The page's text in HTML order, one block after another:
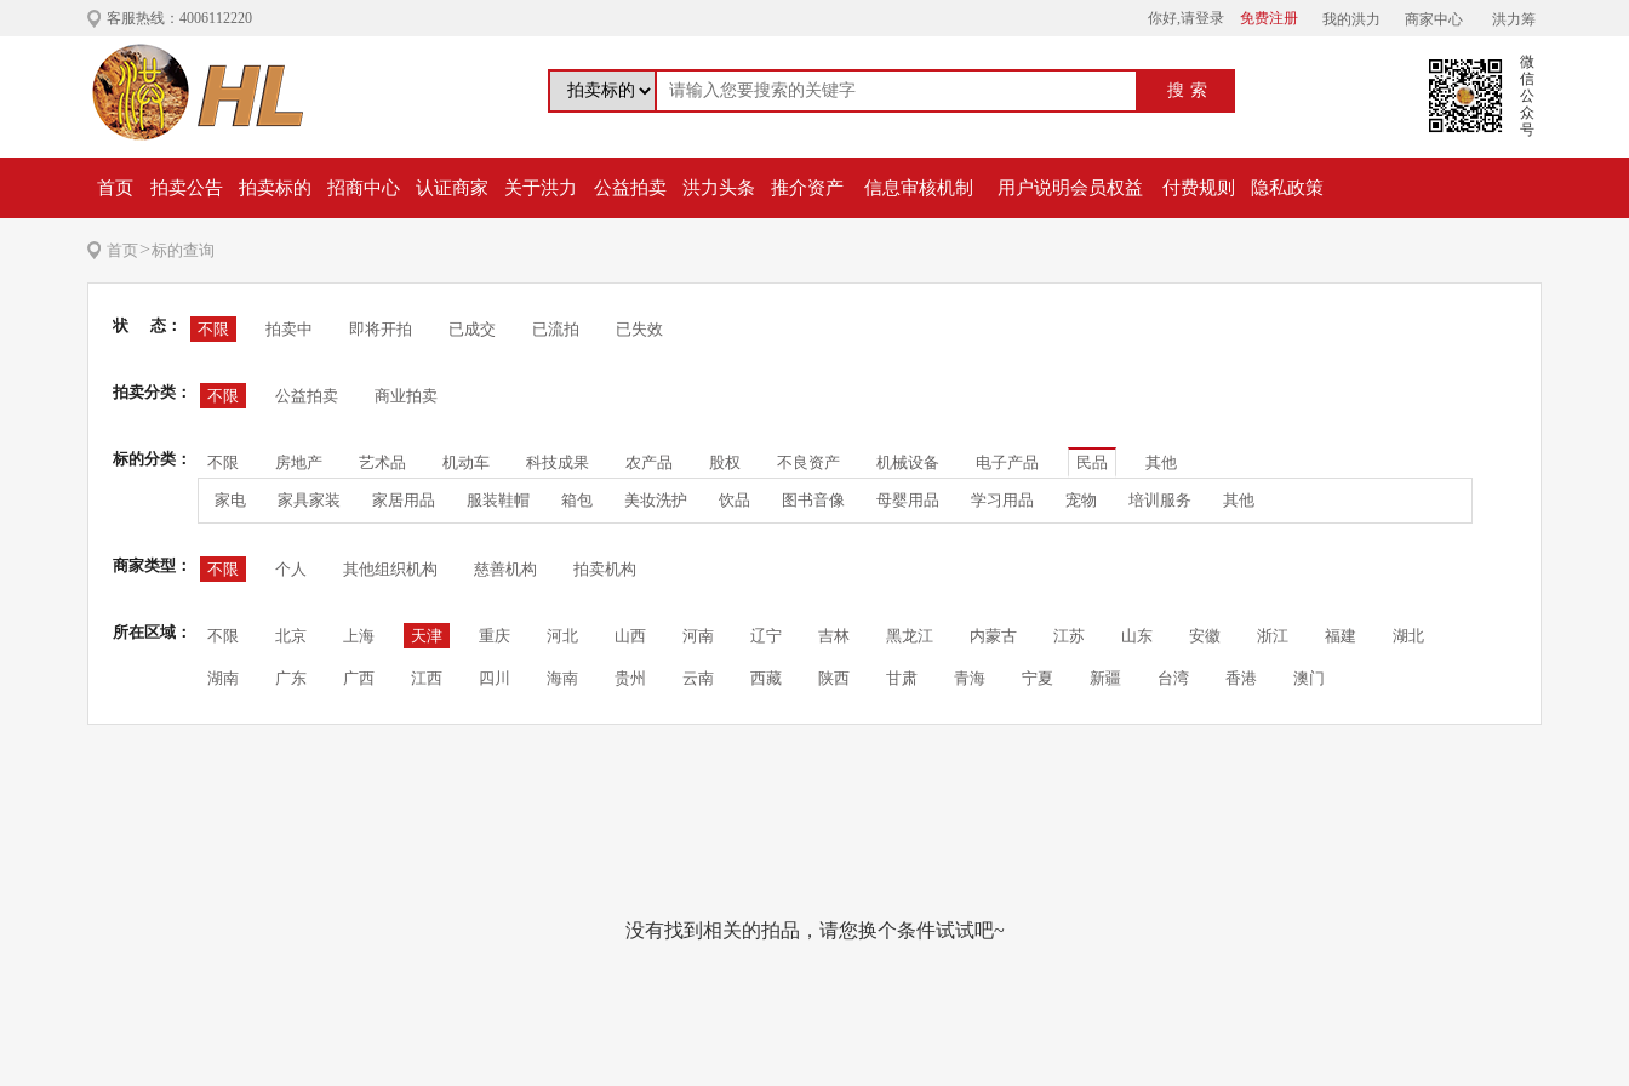
客服热线：4006112220 你好,请登录 免费注册 我的洪力 商家中心 洪力筹
搜索
微
信
公
众
号
首页 拍卖公告 拍卖标的 招商中心 认证商家 关于洪力 公益拍卖 洪力头条 推介资产 信息审核机制 用户说明会员权益 付费规则 隐私政策
首页>标的查询
状 态： 不限 拍卖中 即将开拍 已成交 已流拍 已失效
拍卖分类： 不限 公益拍卖 商业拍卖
标的分类： 不限 房地产 艺术品 机动车 科技成果 农产品 股权 不良资产 机械设备 电子产品 民品 其他
家电 家具家装 家居用品 服装鞋帽 箱包 美妆洗护 饮品 图书音像 母婴用品 学习用品 宠物 培训服务 其他
商家类型： 不限 个人 其他组织机构 慈善机构 拍卖机构
所在区域： 不限 北京 上海 天津 重庆 河北 山西 河南 辽宁 吉林 黑龙江 内蒙古 江苏 山东 安徽 浙江 福建 湖北
湖南 广东 广西 江西 四川 海南 贵州 云南 西藏 陕西 甘肃 青海 宁夏 新疆 台湾 香港 澳门
没有找到相关的拍品，请您换个条件试试吧~